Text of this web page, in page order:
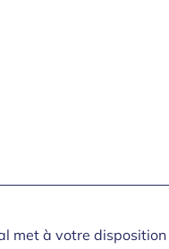
met à votre